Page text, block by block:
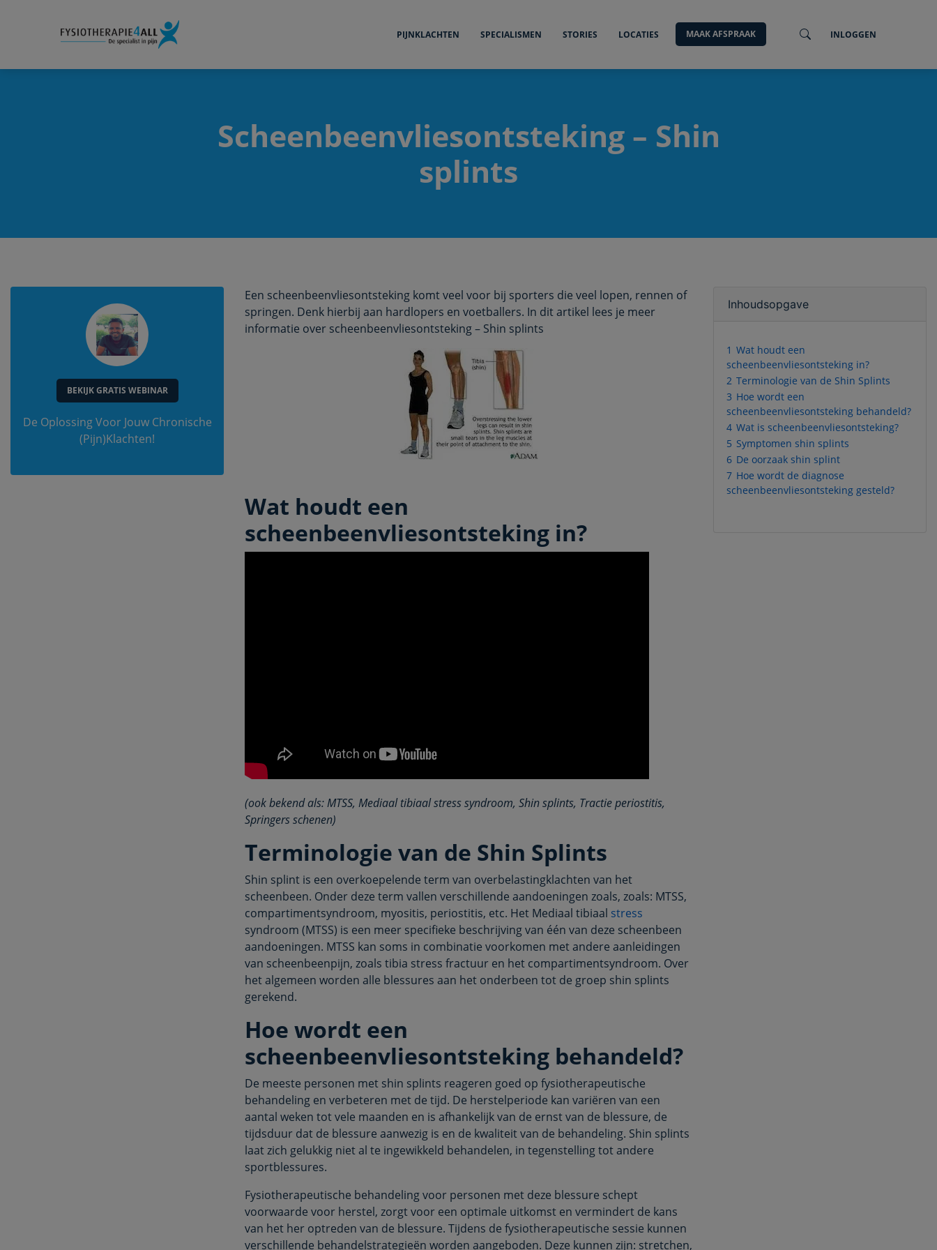
PIJNKLACHTEN SPECIALISMEN STORIES LOCATIES MAAK AFSPRAAK INLOGGEN
Scheenbeenvliesontsteking – Shin
splints
BEKIJK GRATIS WEBINAR
De Oplossing Voor Jouw Chronische
(Pijn)Klachten!
Een scheenbeenvliesontsteking komt veel voor bij sporters die veel lopen, rennen of
springen. Denk hierbij aan hardlopers en voetballers. In dit artikel lees je meer
informatie over scheenbeenvliesontsteking – Shin splints
Wat houdt een
scheenbeenvliesontsteking in?
(ook bekend als: MTSS, Mediaal tibiaal stress syndroom, Shin splints, Tractie periostitis,
Springers schenen)
Terminologie van de Shin Splints
Shin splint is een overkoepelende term van overbelastingklachten van het
scheenbeen. Onder deze term vallen verschillende aandoeningen zoals, zoals: MTSS,
compartimentsyndroom, myositis, periostitis, etc. Het Mediaal tibiaal stress
syndroom (MTSS) is een meer specifieke beschrijving van één van deze scheenbeen
aandoeningen. MTSS kan soms in combinatie voorkomen met andere aanleidingen
van scheenbeenpijn, zoals tibia stress fractuur en het compartimentsyndroom. Over
het algemeen worden alle blessures aan het onderbeen tot de groep shin splints
gerekend.
Hoe wordt een
scheenbeenvliesontsteking behandeld?
De meeste personen met shin splints reageren goed op fysiotherapeutische
behandeling en verbeteren met de tijd. De herstelperiode kan variëren van een
aantal weken tot vele maanden en is afhankelijk van de ernst van de blessure, de
tijdsduur dat de blessure aanwezig is en de kwaliteit van de behandeling. Shin splints
laat zich gelukkig niet al te ingewikkeld behandelen, in tegenstelling tot andere
sportblessures.
Fysiotherapeutische behandeling voor personen met deze blessure schept
voorwaarde voor herstel, zorgt voor een optimale uitkomst en vermindert de kans
van het her optreden van de blessure. Tijdens de fysiotherapeutische sessie kunnen
verschillende behandelstrategieën worden aangeboden. Deze kunnen zijn: stretchen,
Inhoudsopgave
1 Wat houdt een
scheenbeenvliesontsteking in?
2 Terminologie van de Shin Splints
3 Hoe wordt een
scheenbeenvliesontsteking behandeld?
4 Wat is scheenbeenvliesontsteking?
5 Symptomen shin splints
6 De oorzaak shin splint
7 Hoe wordt de diagnose
scheenbeenvliesontsteking gesteld?